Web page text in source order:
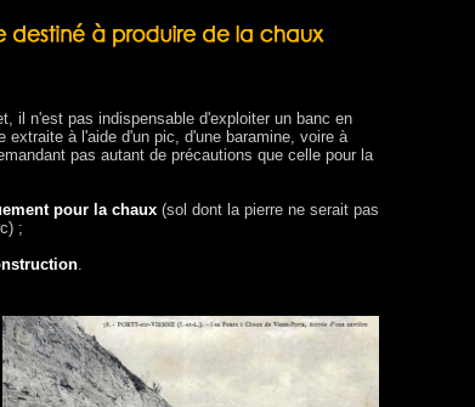
il n'est pas indispensable d'exploiter un banc en
extraite à l'aide d'un pic, d'une baramine, voire à
pas autant de précautions que celle pour la
pour la chaux (sol dont la pierre ne serait pas
;
.